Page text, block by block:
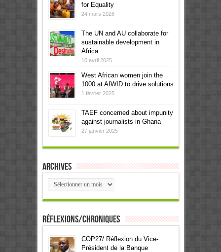
for Equality
24 mars 2026
The UN and AU collaborate for
sustainable development in
Africa
10 avril 2025
West African women join the
1000 at AfWID to drive solutions
1 février 2025
TAEF concerned about impunity
against journalists in Ghana
27 janvier 2025
Archives
Archives
Réflexions/Chroniques
COP27/ Réflexion du Vice-
Président de la Banque